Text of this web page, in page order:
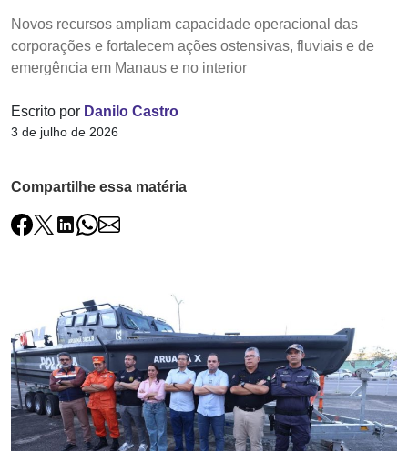
Novos recursos ampliam capacidade operacional das
corporações e fortalecem ações ostensivas, fluviais e de
emergência em Manaus e no interior
Escrito por Danilo Castro
3 de julho de 2026
Compartilhe essa matéria